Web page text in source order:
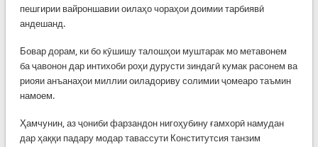
пешгирии вайроншавии оилаҳо чораҳои доимии тарбиявӣ
андешанд.
Бовар дорам, ки бо кӯшишу талошҳои муштарак мо метавонем
ба ҷавонон дар интихоби роҳи дурусти зиндагӣ кумак расонем ва
риояи анъанаҳои миллии оиладориву солимии ҷомеаро таъмин
намоем.
Ҳамчунин, аз ҷониби фарзандон нигоҳубину ғамхорӣ намудан
дар ҳаққи падару модар тавассути Конститутсия танзим